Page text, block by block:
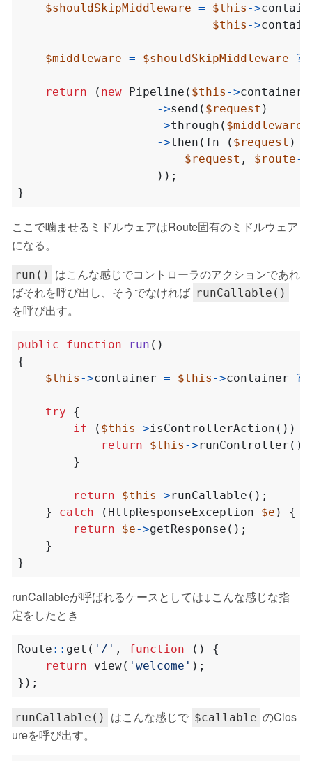
$shouldSkipMiddleware = $this ->
$this ->
$middleware = $shouldSkipMiddleware ?
return ( new Pipeline ( $this ->container
->send ( $request )
->through ( $middleware
->then ( fn ( $request )
$request , $route->
));
}
ここで噛ませるミドルウェアはRoute固有のミドルウェア
になる。
run()
はこんな感じでコントローラのアクションであれ
ばそれを呼び出し、そうでなければ runCallable()
を呼び出す。
public function run ()
{
$this ->container = $this ->container ?:
try
{
if
( $this ->isControllerAction ())
return
$this ->runController ();
}
return $this ->runCallable ();
}
catch ( HttpResponseException $e )
{
return
$e->getResponse ();
}
}
runCallableが呼ばれるケースとしては↓こんな感じな指
定をしたとき
Route :: get ( '/' , function ()
{
return
view( 'welcome' );
});
runCallable() はこんな感じで $callable のClos
ureを呼び出す。